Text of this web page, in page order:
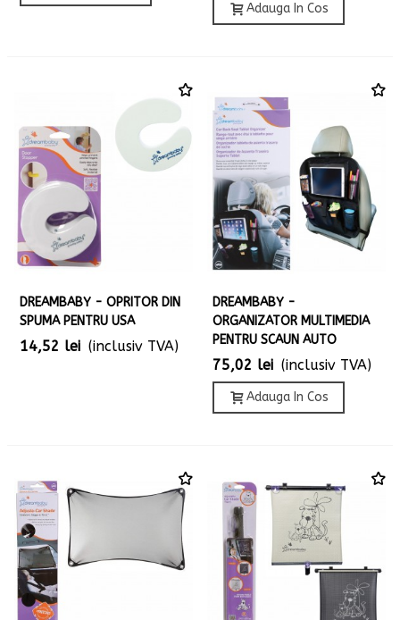
Adauga In Cos
DREAMBABY - OPRITOR DIN
SPUMA PENTRU USA
14,52 lei (inclusiv TVA)
DREAMBABY -
ORGANIZATOR MULTIMEDIA
PENTRU SCAUN AUTO
75,02 lei (inclusiv TVA)
Adauga In Cos